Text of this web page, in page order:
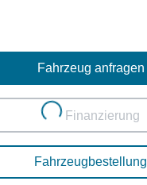
Fahrzeug anfragen
Loading...Finanzierung
Fahrzeugbestellung